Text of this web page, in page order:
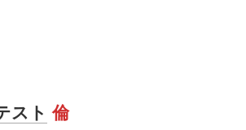
スト 倫